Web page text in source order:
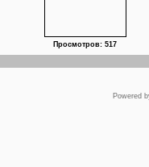
Просмотров: 517
Powered